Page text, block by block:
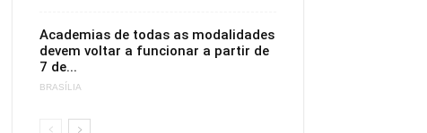
Academias de todas as modalidades
devem voltar a funcionar a partir de
7 de...
BRASÍLIA